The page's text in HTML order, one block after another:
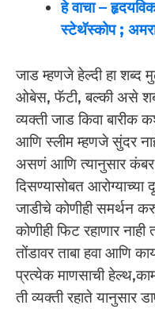
हे वाचा –
स्टेथॅस्कोप ;
जाड म्हणजे हेल्दी हा शब्द
ओबेस, फॅटी, बल्की असे
व्यक्ती जाड किवा बारीक
आणि स्लीम म्हणजे सुंदर
असणं आणि त्यानुसार कंबर
दिसण्यासोबत
जाडीचे कोणीही समर्थन
कोणीही फिट रहाणार
तोंडावर ताबा हवा आणि
प्रत्येक माणसाची
ती व्यक्ती रहाते यानुसार